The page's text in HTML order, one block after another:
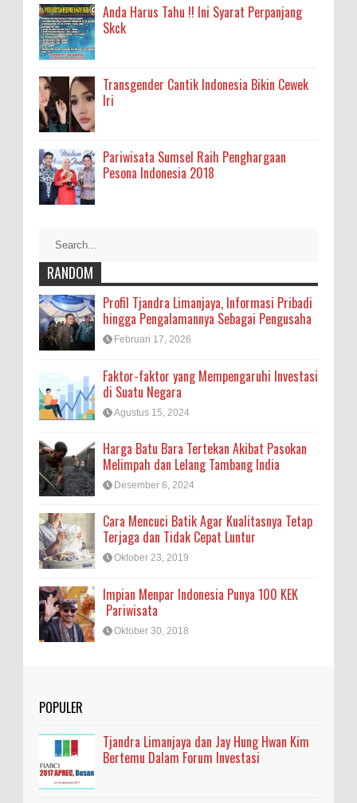
Anda Harus Tahu !! Ini Syarat Perpanjang
Skck
Transgender Cantik Indonesia Bikin Cewek
Iri
Pariwisata Sumsel Raih Penghargaan
Pesona Indonesia 2018
RANDOM
Profil Tjandra Limanjaya, Informasi Pribadi
hingga Pengalamannya Sebagai Pengusaha
Februari 17, 2026
Faktor-faktor yang Mempengaruhi Investasi
di Suatu Negara
Agustus 15, 2024
Harga Batu Bara Tertekan Akibat Pasokan
Melimpah dan Lelang Tambang India
Desember 6, 2024
Cara Mencuci Batik Agar Kualitasnya Tetap
Terjaga dan Tidak Cepat Luntur
Oktober 23, 2019
Impian Menpar Indonesia Punya 100 KEK
Pariwisata
Oktober 30, 2018
POPULER
Tjandra Limanjaya dan Jay Hung Hwan Kim
Bertemu Dalam Forum Investasi